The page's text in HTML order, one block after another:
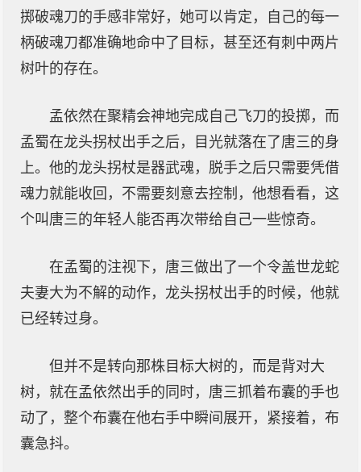
掷破魂刀的手感非常好，她可以肯定，自己的每一
柄破魂刀都准确地命中了目标，甚至还有刺中两片
树叶的存在。
孟依然在聚精会神地完成自己飞刀的投掷，而
孟蜀在龙头拐杖出手之后，目光就落在了唐三的身
上。他的龙头拐杖是器武魂，脱手之后只需要凭借
魂力就能收回，不需要刻意去控制，他想看看，这
个叫唐三的年轻人能否再次带给自己一些惊奇。
在孟蜀的注视下，唐三做出了一个令盖世龙蛇
夫妻大为不解的动作，龙头拐杖出手的时候，他就
已经转过身。
但并不是转向那株目标大树的，而是背对大
树，就在孟依然出手的同时，唐三抓着布囊的手也
动了，整个布囊在他右手中瞬间展开，紧接着，布
囊急抖。